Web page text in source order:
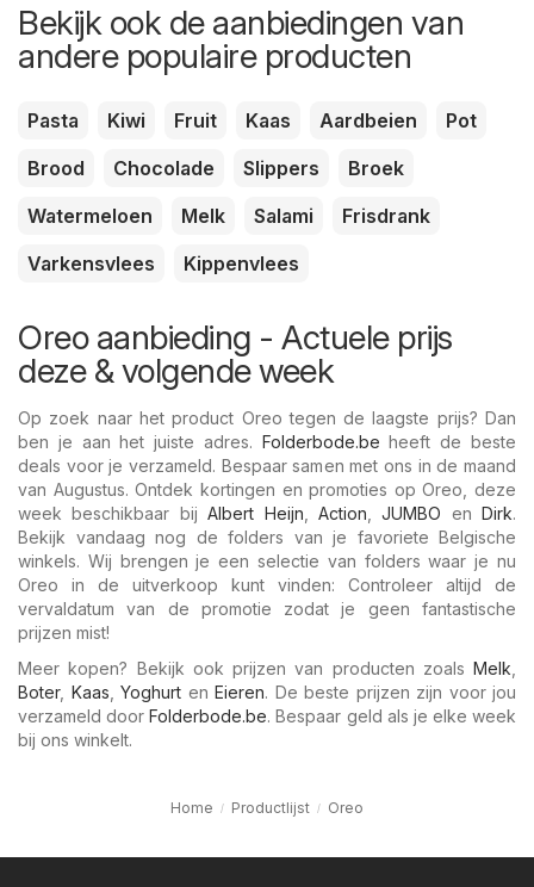
Bekijk ook de aanbiedingen van
andere populaire producten
Pasta Kiwi Fruit Kaas Aardbeien
Pot
Brood
Chocolade Slippers
Broek
Watermeloen
Melk Salami
Frisdrank
Varkensvlees
Kippenvlees
Oreo aanbieding - Actuele prijs
deze & volgende week
Op zoek naar het product Oreo tegen de laagste prijs? Dan
ben je aan het juiste adres. Folderbode.be heeft de beste
deals voor je verzameld. Bespaar samen met ons in de maand
van Augustus. Ontdek kortingen en promoties op Oreo, deze
week beschikbaar bijAlbert Heijn Action ,JUMBO en Dirk.
Bekijk vandaag nog de folders van je favoriete Belgische
winkels. Wij brengen je een selectie van folders waar je nu
Oreo in de uitverkoop kunt vinden: Controleer altijd de
vervaldatum van de promotie zodat je geen fantastische
prijzen mist!
Meer kopen? Bekijk ook prijzen van producten zoals Melk
Boter, Kaas Yoghurt en Eieren. De beste prijzen zijn voor jou
verzameld doorFolderbode.be. Bespaar geld als je elke week
bij ons winkelt.
Home Productlijst Oreo